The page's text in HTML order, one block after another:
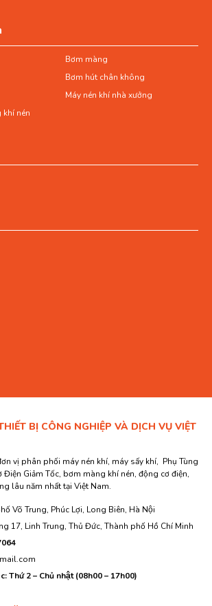
Bơm màng
Bơm hút chân không
Máy nén khí nhà xưởng
nén
BỊ CÔNG NGHIỆP VÀ DỊCH VỤ VIỆT
vị phân phối máy nén khí, máy sấy khí, Phụ Tùng
Điện Giảm Tốc, bơm màng khí nén, động cơ điện,
lâu năm nhất tại Việt Nam.
Võ Trung, Phúc Lợi, Long Biên, Hà Nội
17, Linh Trung, Thủ Đức, Thành phố Hồ Chí Minh
Thứ 2 – Chủ nhật (08h00 – 17h00)